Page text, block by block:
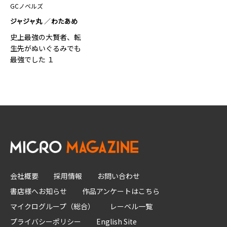
GCノベルズ
ジャジャ丸 わたあめ
史上最強の大賢者、転
生先がぬいぐるみでも
最強でした １
会社概要 採用情報
お問い合わせ
書店様へお知らせ
作品アンケートはこちら
マイクログループ（総合）
レーベル一覧
プライバシーポリシー
English Site